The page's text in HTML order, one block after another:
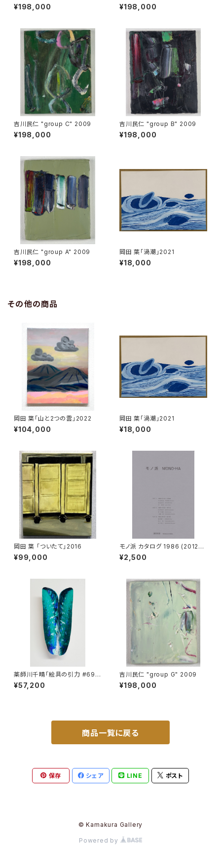
¥198,000 ¥198,000
吉川民仁 "group C" 2009
¥198,000
吉川民仁 "group B" 2009
¥198,000
吉川民仁 "group A" 2009
¥198,000
岡田 葉「渦潮」2021
¥18,000
その他の商品
岡田 葉「山と2つの雲」2022
¥104,000
岡田 葉「渦潮」2021
¥18,000
岡田 葉 「ついたて」2016
¥99,000
モノ派 カタログ 1986 (2012改
版)
¥2,500
薬師川千晴「絵具の引力 #69」
2023
¥57,200
吉川民仁 "group G" 2009
¥198,000
商品一覧に戻る
保存 シェア LINE ポスト
© Kamakura Gallery
Powered by